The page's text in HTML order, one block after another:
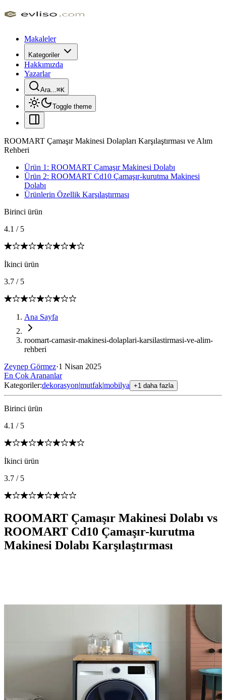
Makaleler
Kategoriler
Hakkımızda
Yazarlar
Ara...⌘K
Toggle theme
ROOMART Çamaşır Makinesi Dolapları Karşılaştırması ve Alım
Rehberi
Ürün 1: ROOMART Çamaşır Makinesi Dolabı
Ürün 2: ROOMART Cd10 Çamaşır-kurutma Makinesi
Dolabı
Ürünlerin Özellik Karşılaştırması
Birinci ürün
4.1 / 5
İkinci ürün
3.7 / 5
Ana Sayfa
roomart-camasir-makinesi-dolaplari-karsilastirmasi-ve-alim-
rehberi
Zeynep Görmez·1 Nisan 2025
En Çok Arananlar
Kategoriler:dekorasyon|mutfak|mobilya +1 daha fazla
Birinci ürün
4.1 / 5
İkinci ürün
3.7 / 5
ROOMART Çamaşır Makinesi Dolabı vs
ROOMART Cd10 Çamaşır-kurutma
Makinesi Dolabı Karşılaştırması